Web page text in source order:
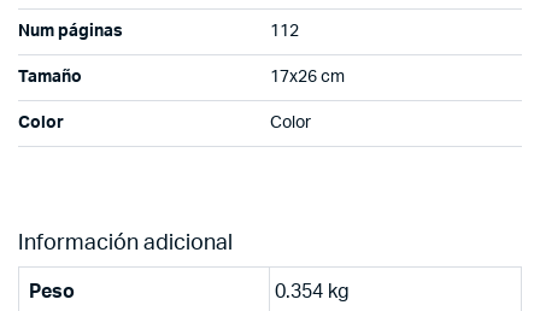
Num páginas 112
Tamaño 17x26 cm
Color Color
Información adicional
Peso 0.354 kg